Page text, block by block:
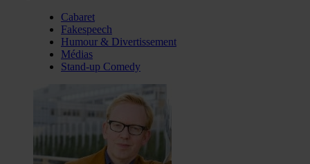
Cabaret
Fakespeech
Humour & Divertissement
Médias
Stand-up Comedy